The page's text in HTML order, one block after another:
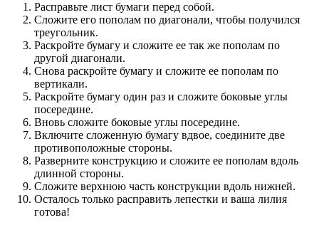
Расправьте лист бумаги перед собой.
Сложите его пополам по диагонали, чтобы получился
треугольник.
Раскройте бумагу и сложите ее так же пополам по
другой диагонали.
Снова раскройте бумагу и сложите ее пополам по
вертикали.
Раскройте бумагу один раз и сложите боковые углы
посередине.
Вновь сложите боковые углы посередине.
Включите сложенную бумагу вдвое, соедините две
противоположные стороны.
Разверните конструкцию и сложите ее пополам вдоль
длинной стороны.
Сложите верхнюю часть конструкции вдоль нижней.
Осталось только расправить лепестки и ваша лилия
готова!